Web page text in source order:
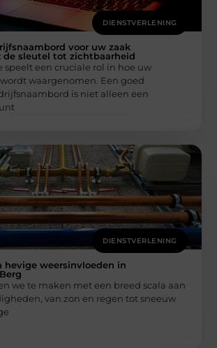
DIENSTVERLENING
voor uw zaak
de sleutel tot zichtbaarheid
speelt een cruciale rol in hoe uw
waargenomen. Een goed
is niet alleen een
DIENSTVERLENING
hevige weersinvloeden in
we te maken met een breed scala aan
van zon en regen tot sneeuw